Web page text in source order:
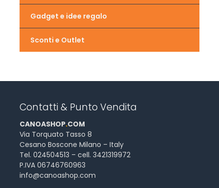
Gadget e idee regalo
Sconti e Outlet
Contatti & Punto Vendita
CANOASHOP.COM
Via Torquato Tasso 8
Cesano Boscone Milano – Italy
Tel. 024504513 – cell. 3421319972
P.IVA 06746760963
info@canoashop.com